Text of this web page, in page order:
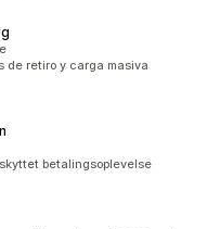
de retiro y carga masiva
betalingsoplevelse